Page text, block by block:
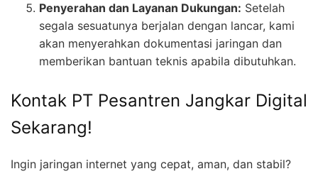
Penyerahan dan Layanan Dukungan: Setelah
segala sesuatunya berjalan dengan lancar, kami
akan menyerahkan dokumentasi jaringan dan
memberikan bantuan teknis apabila dibutuhkan.
Kontak PT Pesantren Jangkar Digital
Sekarang!
Ingin jaringan internet yang cepat, aman, dan stabil?